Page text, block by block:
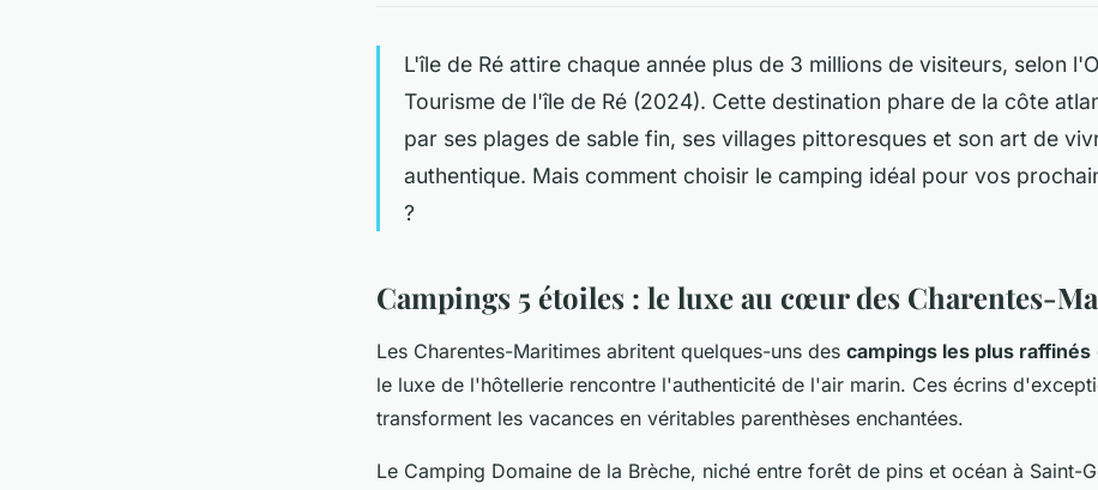
L'île de Ré attire chaque année plus de 3 millions de visiteurs, selon
Tourisme de l'île de Ré (2024). Cette destination phare de la côte
par ses plages de sable fin, ses villages pittoresques et son art de
authentique. Mais comment choisir le camping idéal pour vos
?
Campings 5 étoiles : le luxe au cœur des Charentes-
Les Charentes-Maritimes abritent quelques-uns des campings les plus raffinés
le luxe de l'hôtellerie rencontre l'authenticité de l'air marin. Ces écrins
transforment les vacances en véritables parenthèses enchantées.
Le Camping Domaine de la Brèche, niché entre forêt de pins et océan à Saint-